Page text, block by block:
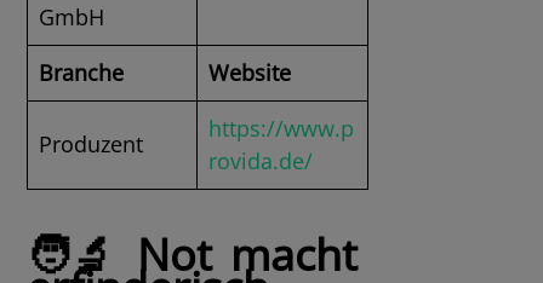
GmbH
Branche Website
Produzent
https://www.p
rovida.de/
🧑‍🔬 Not macht